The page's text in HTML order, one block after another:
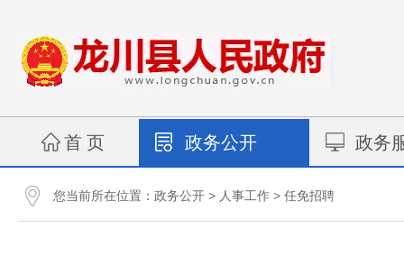
首 页 政务公开 政务
您当前所在位置： 政务公开 > 人事工作 > 任免招聘